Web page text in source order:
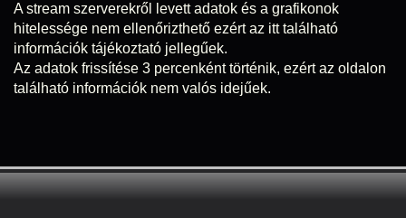
A stream szerverekről levett adatok és a grafikonok
hitelessége nem ellenőrizthető ezért az itt található
információk tájékoztató jellegűek.
Az adatok frissítése 3 percenként történik, ezért az oldalon
található információk nem valós idejűek.